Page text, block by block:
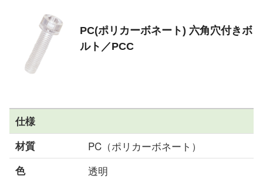
シリーズから探す
ログイン
お問い合わせ窓口
PC(ポリカーボネート) 六角穴付きボ
ルト／PCC
仕様
材質
PC（ポリカーボネート）
色 透明